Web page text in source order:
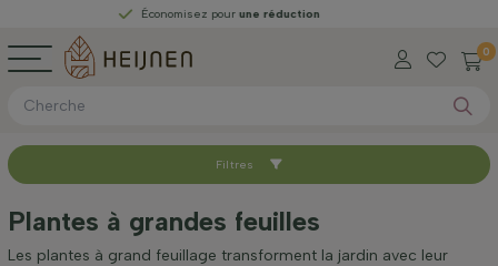
Économisez pourune réduction
0
Trier par
Disponible
Filtres
Plantes à grandes feuilles
Les plantes à grand feuillage transforment la jardin avec leur